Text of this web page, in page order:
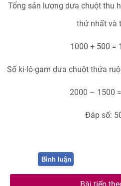
Tổng sản lượng dưa chuột thu
thứ nhất và
1000 + 500 =
Số ki-lô-gam dưa chuột thửa
2000 – 1500
Đáp số:
Bình luận